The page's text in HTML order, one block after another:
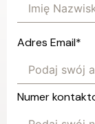
Adres Email*
Numer